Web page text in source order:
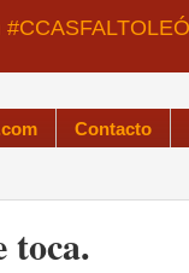
Contacto
toca.